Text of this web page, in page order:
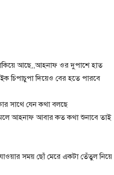
আছে,,আহনাফ ওর দুপাশে হাত
চিপাচুপা দিয়েও বের হতে পারবে
সাথে যেন কথা বলছে
আহনাফ আবার কত কথা শুনাবে তাই
সময় ছোঁ মেরে একটা তেঁতুল নিয়ে